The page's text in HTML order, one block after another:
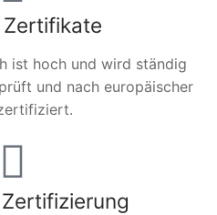
Zertifikate
ist hoch und wird ständig
und nach europäischer